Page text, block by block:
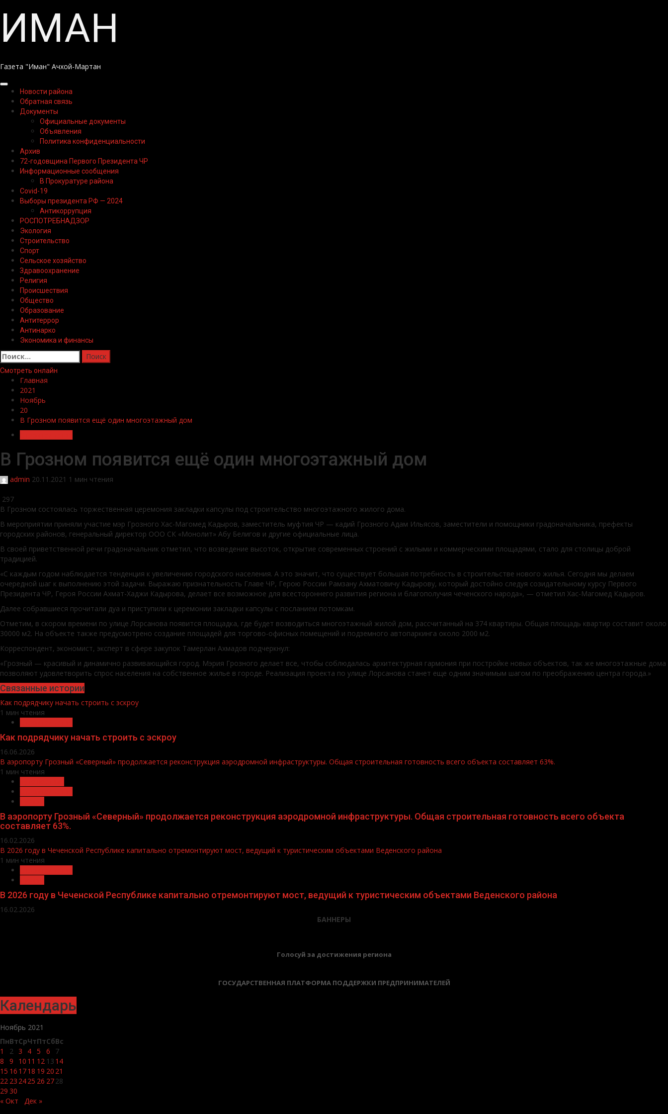
содержимому
ИМАН
Газета "Иман" Ачхой-Мартан
Основное
меню
Новости района
Обратная связь
Документы
Официальные документы
Объявления
Политика конфиденциальности
Архив
72-годовщина Первого Президента ЧР
Информационные сообщения
В Прокуратуре района
Covid-19
Выборы президента РФ — 2024
Антикоррупция
РОСПОТРЕБНАДЗОР
Экология
Строительство
Спорт
Сельское хозяйство
Здравоохранение
Религия
Происшествия
Общество
Образование
Антитеррор
Антинарко
Экономика и финансы
Найти:
Смотреть онлайн
Главная
2021
Ноябрь
20
В Грозном появится ещё один многоэтажный дом
В Грозном появится ещё один многоэтажный дом
admin 20.11.2021 1 мин чтения
297
В Грозном состоялась торжественная церемония закладки капсулы под строительство многоэтажного жилого дома.
В мероприятии приняли участие мэр Грозного Хас-Магомед Кадыров, заместитель муфтия ЧР — кадий Грозного Адам Ильясов, заместители и помощники градоначальника, префекты
городских районов, генеральный директор ООО СК «Монолит» Абу Белигов и другие официальные лица.
В своей приветственной речи градоначальник отметил, что возведение высоток, открытие современных строений с жилыми и коммерческими площадями, стало для столицы доброй
традицией.
«С каждым годом наблюдается тенденция к увеличению городского населения. А это значит, что существует большая потребность в строительстве нового жилья. Сегодня мы делаем
очередной шаг к выполнению этой задачи. Выражаю признательность Главе ЧР, Герою России Рамзану Ахматовичу Кадырову, который достойно следуя созидательному курсу Первого
Президента ЧР, Героя России Ахмат-Хаджи Кадырова, делает все возможное для всестороннего развития региона и благополучия чеченского народа», — отметил Хас-Магомед Кадыров.
Далее собравшиеся прочитали дуа и приступили к церемонии закладки капсулы с посланием потомкам.
Отметим, в скором времени по улице Лорсанова появится площадка, где будет возводиться многоэтажный жилой дом, рассчитанный на 374 квартиры. Общая площадь квартир составит около
30000 м2. На объекте также предусмотрено создание площадей для торгово-офисных помещений и подземного автопаркинга около 2000 м2.
Корреспондент, экономист, эксперт в сфере закупок Тамерлан Ахмадов подчеркнул:
«Грозный — красивый и динамично развивающийся город. Мэрия Грозного делает все, чтобы соблюдалась архитектурная гармония при постройке новых объектов, так же многоэтажные дома
позволяют удовлетворить спрос населения на собственное жилье в городе. Реализация проекта по улице Лорсанова станет еще одним значимым шагом по преображению центра города.»
Связанные истории
Как подрядчику начать строить с эскроу
1 мин чтения
Как подрядчику начать строить с эскроу
16.06.2026
В аэропорту Грозный «Северный» продолжается реконструкция аэродромной инфраструктуры. Общая строительная готовность всего объекта составляет 63%.
1 мин чтения
В аэропорту Грозный «Северный» продолжается реконструкция аэродромной инфраструктуры. Общая строительная готовность всего объекта
составляет 63%.
16.02.2026
В 2026 году в Чеченской Республике капитально отремонтируют мост, ведущий к туристическим объектами Веденского района
1 мин чтения
В 2026 году в Чеченской Республике капитально отремонтируют мост, ведущий к туристическим объектами Веденского района
16.02.2026
БАННЕРЫ
Голосуй за достижения региона
ГОСУДАРСТВЕННАЯ ПЛАТФОРМА ПОДДЕРЖКИ ПРЕДПРИНИМАТЕЛЕЙ
Календарь
Ноябрь 2021
ПнВтСрЧтПтСбВс
1
2 3 4 5 6
7
8
9 10 11 12 13 14
15 16 1718 19 20 21
22 23 2425 26 2728
29 30
« Окт
Дек »